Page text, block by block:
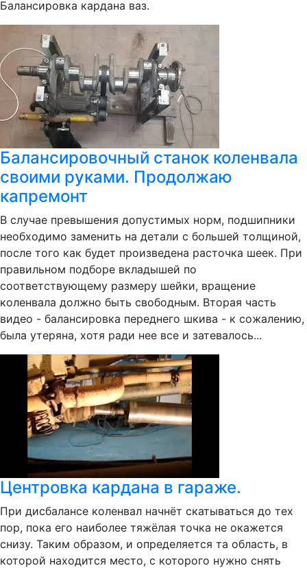
Балансировка кардана ваз.
Балансировочный станок коленвала
своими руками. Продолжаю
капремонт
В случае превышения допустимых норм, подшипники
необходимо заменить на детали с большей толщиной,
после того как будет произведена расточка шеек. При
правильном подборе вкладышей по
соответствующему размеру шейки, вращение
коленвала должно быть свободным. Вторая часть
видео - балансировка переднего шкива - к сожалению,
была утеряна, хотя ради нее все и затевалось...
Центровка кардана в гараже.
При дисбалансе коленвал начнёт скатываться до тех
пор, пока его наиболее тяжёлая точка не окажется
снизу. Таким образом, и определяется та область, в
которой находится место, с которого нужно снять